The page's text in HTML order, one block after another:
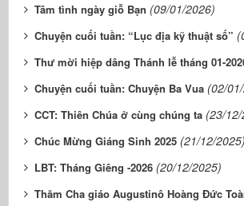
Tâm tình ngày giỗ Bạn (09/01/2026)
Chuyện cuối tuần: “Lục địa kỹ thuật số”
Thư mời hiệp dâng Thánh lễ tháng 01-
Chuyện cuối tuần: Chuyện Ba Vua (02/
CCT: Thiên Chúa ở cùng chúng ta (23/
Chúc Mừng Giáng Sinh 2025 (21/12/2025)
LBT: Tháng Giêng -2026 (20/12/2025)
Thăm Cha giáo Augustinô Hoàng Đức